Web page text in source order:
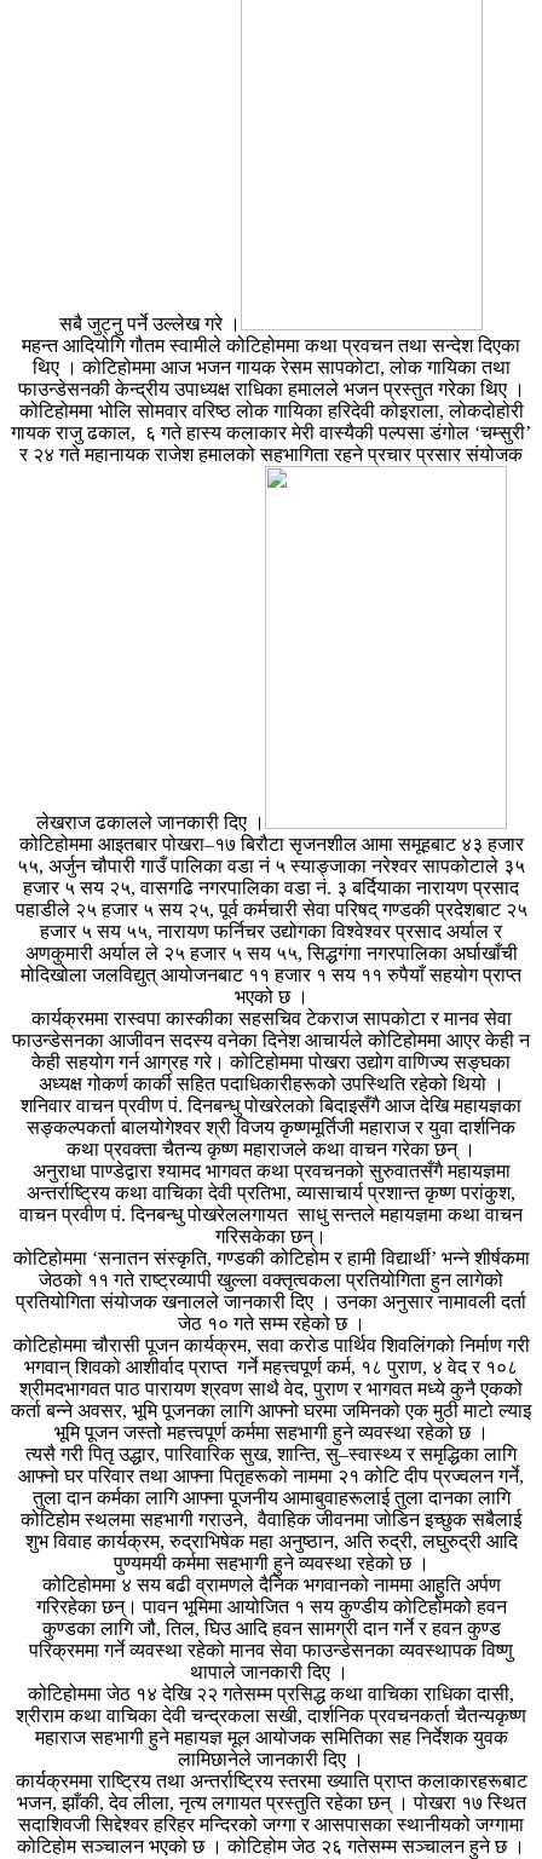
सबै जुट्नु पर्ने उल्लेख गरे ।
महन्त आदियोगि गौतम स्वामीले कोटिहोममा कथा प्रवचन तथा सन्देश दिएका
थिए । कोटिहोममा आज भजन गायक रेसम सापकोटा, लोक गायिका तथा
फाउन्डेसनकी केन्द्रीय उपाध्यक्ष राधिका हमालले भजन प्रस्तुत गरेका थिए ।
कोटिहोममा भोलि सोमवार वरिष्ठ लोक गायिका हरिदेवी कोइराला, लोकदोहोरी
गायक राजु ढकाल, ६ गते हास्य कलाकार मेरी वास्यैकी पल्पसा डंगोल ‘चम्सुरी’
र २४ गते महानायक राजेश हमालको सहभागिता रहने प्रचार प्रसार संयोजक
लेखराज ढकालले जानकारी दिए ।
कोटिहोममा आइतबार पोखरा–१७ बिरौटा सृजनशील आमा समूहबाट ४३ हजार
५५, अर्जुन चौपारी गाउँ पालिका वडा नं ५ स्याङ्जाका नरेश्वर सापकोटाले ३५
हजार ५ सय २५, वासगढि नगरपालिका वडा नं. ३ बर्दियाका नारायण प्रसाद
पहाडीले २५ हजार ५ सय २५, पूर्व कर्मचारी सेवा परिषद् गण्डकी प्रदेशबाट २५
हजार ५ सय ५५, नारायण फर्निचर उद्योगका विश्वेश्वर प्रसाद अर्याल र
अणकुमारी अर्याल ले २५ हजार ५ सय ५५, सिद्धगंगा नगरपालिका अर्घाखाँची
मोदिखोला जलविद्युत् आयोजनबाट ११ हजार १ सय ११ रुपैयाँ सहयोग प्राप्त
भएको छ ।
कार्यक्रममा रास्वपा कास्कीका सहसचिव टेकराज सापकोटा र मानव सेवा
फाउन्डेसनका आजीवन सदस्य वनेका दिनेश आचार्यले कोटिहोममा आएर केही न
केही सहयोग गर्न आग्रह गरे। कोटिहोममा पोखरा उद्योग वाणिज्य सङ्घका
अध्यक्ष गोकर्ण कार्की सहित पदाधिकारीहरूको उपस्थिति रहेको थियो ।
शनिवार वाचन प्रवीण पं. दिनबन्धु पोखरेलको बिदाइसँगै आज देखि महायज्ञका
सङ्कल्पकर्ता बालयोगेश्वर श्री विजय कृष्णमूर्तिजी महाराज र युवा दार्शनिक
कथा प्रवक्ता चैतन्य कृष्ण महाराजले कथा वाचन गरेका छन् ।
अनुराधा पाण्डेद्वारा श्यामद भागवत कथा प्रवचनको सुरुवातसँगै महायज्ञमा
अन्तर्राष्ट्रिय कथा वाचिका देवी प्रतिभा, व्यासाचार्य प्रशान्त कृष्ण परांकुश,
वाचन प्रवीण पं. दिनबन्धु पोखरेललगायत साधु सन्तले महायज्ञमा कथा वाचन
गरिसकेका छन्।
कोटिहोममा ‘सनातन संस्कृति, गण्डकी कोटिहोम र हामी विद्यार्थी’ भन्ने शीर्षकमा
जेठको ११ गते राष्ट्रव्यापी खुल्ला वक्तृत्वकला प्रतियोगिता हुन लागेको
प्रतियोगिता संयोजक खनालले जानकारी दिए । उनका अनुसार नामावली दर्ता
जेठ १० गते सम्म रहेको छ ।
कोटिहोममा चौरासी पूजन कार्यक्रम, सवा करोड पार्थिव शिवलिंगको निर्माण गरी
भगवान् शिवको आशीर्वाद प्राप्त गर्ने महत्त्वपूर्ण कर्म, १८ पुराण, ४ वेद र १०८
श्रीमदभागवत पाठ पारायण श्रवण साथै वेद, पुराण र भागवत मध्ये कुनै एकको
कर्ता बन्ने अवसर, भूमि पूजनका लागि आफ्नो घरमा जमिनको एक मुठी माटो ल्याइ
भूमि पूजन जस्तो महत्त्वपूर्ण कर्ममा सहभागी हुने व्यवस्था रहेको छ ।
त्यसै गरी पितृ उद्धार, पारिवारिक सुख, शान्ति, सु–स्वास्थ्य र समृद्धिका लागि
आफ्नो घर परिवार तथा आफ्ना पितृहरूको नाममा २१ कोटि दीप प्रज्वलन गर्ने,
तुला दान कर्मका लागि आफ्ना पूजनीय आमाबुवाहरूलाई तुला दानका लागि
कोटिहोम स्थलमा सहभागी गराउने, वैवाहिक जीवनमा जोडिन इच्छुक सबैलाई
शुभ विवाह कार्यक्रम, रुद्राभिषेक महा अनुष्ठान, अति रुद्री, लघुरुद्री आदि
पुण्यमयी कर्ममा सहभागी हुने व्यवस्था रहेको छ ।
कोटिहोममा ४ सय बढी व्रामणले दैनिक भगवानको नाममा आहुति अर्पण
गरिरहेका छन्। पावन भूमिमा आयोजित १ सय कुण्डीय कोटिहोमको हवन
कुण्डका लागि जौ, तिल, घिउ आदि हवन सामग्री दान गर्ने र हवन कुण्ड
परिक्रममा गर्ने व्यवस्था रहेको मानव सेवा फाउन्डेसनका व्यवस्थापक विष्णु
थापाले जानकारी दिए ।
कोटिहोममा जेठ १४ देखि २२ गतेसम्म प्रसिद्ध कथा वाचिका राधिका दासी,
श्रीराम कथा वाचिका देवी चन्द्रकला सखी, दार्शनिक प्रवचनकर्ता चैतन्यकृष्ण
महाराज सहभागी हुने महायज्ञ मूल आयोजक समितिका सह निर्देशक युवक
लामिछानेले जानकारी दिए ।
कार्यक्रममा राष्ट्रिय तथा अन्तर्राष्ट्रिय स्तरमा ख्याति प्राप्त कलाकारहरूबाट
भजन, झाँकी, देव लीला, नृत्य लगायत प्रस्तुति रहेका छन् । पोखरा १७ स्थित
सदाशिवजी सिद्देश्वर हरिहर मन्दिरको जग्गा र आसपासका स्थानीयको जग्गामा
कोटिहोम सञ्चालन भएको छ । कोटिहोम जेठ २६ गतेसम्म सञ्चालन हुने छ ।